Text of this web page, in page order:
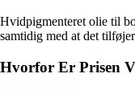
Hvidpigmenteret olie til
samtidig med at det
Hvorfor Er Prisen